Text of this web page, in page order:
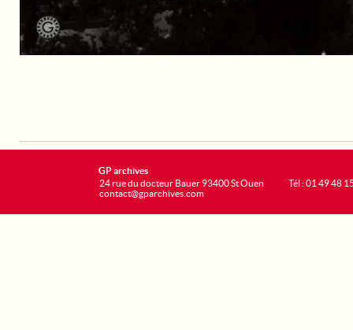
GP archives
24 rue du docteur Bauer 93400 St Ouen
contact@gparchives.com
Tél : 01 49 48